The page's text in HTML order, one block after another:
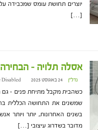
יוצרים תחושת עומס שמכבידה
[…]
אסלה תלויה –
נדל"ן 24 באוגוסט 2025 at 14:07 Disabled
כשהבית מקבל מתיחת פנים – גם
שמשנים את התחושה הכללית
בשנים האחרונות, יותר ויותר
מדובר בשדרוג עיצובי […]